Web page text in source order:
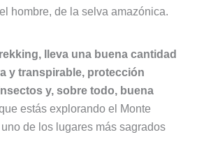
hombre, de la selva amazónica.
lleva una buena cantidad
y transpirable, protección
y, sobre todo, buena
estás explorando el Monte
de los lugares más sagrados